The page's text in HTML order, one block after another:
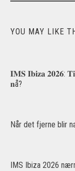
YOU MAY LIKE
𝐈𝐌𝐒 𝐈𝐛𝐢𝐳𝐚 𝟐𝟎𝟐𝟔:
𝐧å?
Når det fjerne blir
IMS Ibiza 2026